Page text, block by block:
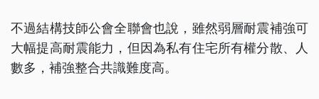
不過結構技師公會全聯會也說，雖然弱層耐震補強可
大幅提高耐震能力，但因為私有住宅所有權分散、人
數多，補強整合共識難度高。